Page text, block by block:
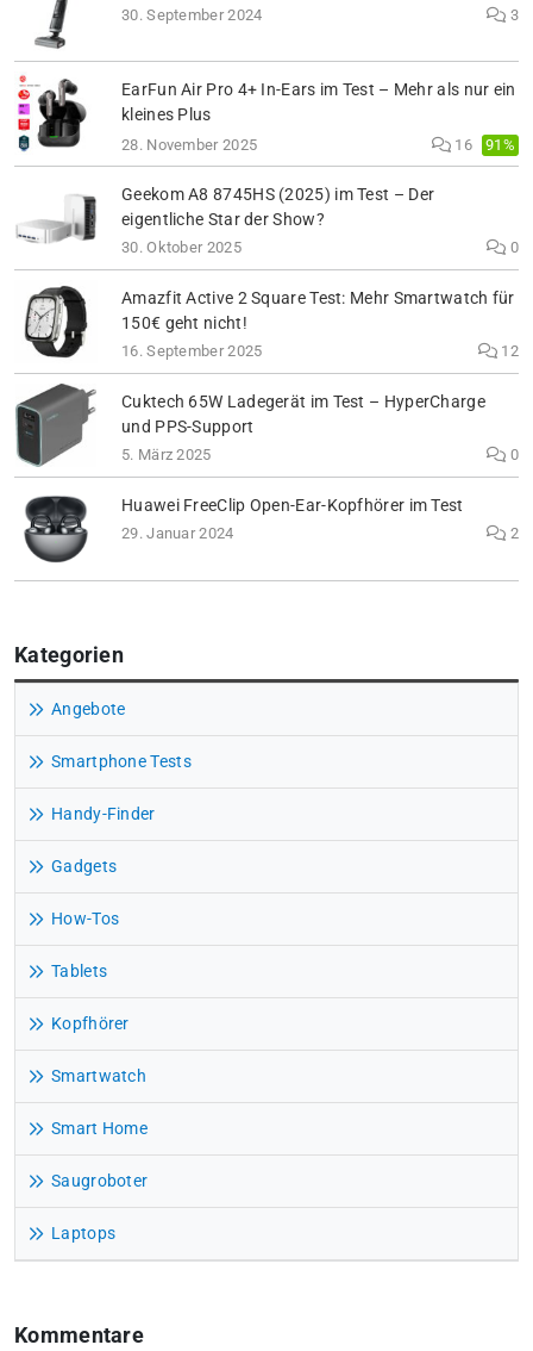
30. September 2024 3
EarFun Air Pro 4+ In-Ears im Test – Mehr als nur ein
kleines Plus
28. November 2025 16 91%
Geekom A8 8745HS (2025) im Test – Der
eigentliche Star der Show?
30. Oktober 2025 0
Amazfit Active 2 Square Test: Mehr Smartwatch für
150€ geht nicht!
16. September 2025 12
Cuktech 65W Ladegerät im Test – HyperCharge
und PPS-Support
5. März 2025 0
Huawei FreeClip Open-Ear-Kopfhörer im Test
29. Januar 2024 2
Kategorien
Angebote
Smartphone Tests
Handy-Finder
Gadgets
How-Tos
Tablets
Kopfhörer
Smartwatch
Smart Home
Saugroboter
Laptops
Kommentare